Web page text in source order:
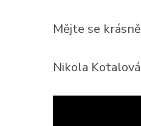
Mějte se krásně
Nikola Kotalová